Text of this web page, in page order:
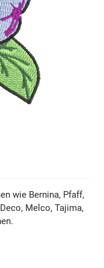
wie Bernina, Pfaff,
Melco, Tajima,